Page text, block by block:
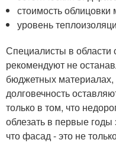
стоимость
уровень
Специалисты в области
рекомендуют не
бюджетных материалах,
долговечность
только в том, что
облезать в первые
что фасад - это не